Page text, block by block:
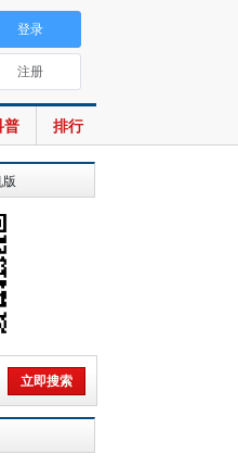
普 排行
登录
注册
版